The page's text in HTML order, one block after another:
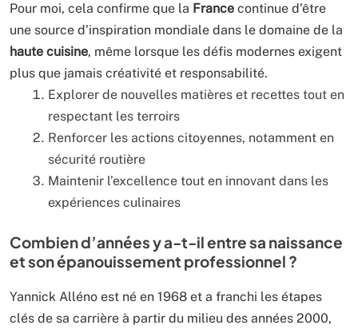
Pour moi, cela confirme que la France continue d’être
une source d’inspiration mondiale dans le domaine de la
haute cuisine, même lorsque les défis modernes exigent
plus que jamais créativité et responsabilité.
Explorer de nouvelles matières et recettes tout en
respectant les terroirs
Renforcer les actions citoyennes, notamment en
sécurité routière
Maintenir l’excellence tout en innovant dans les
expériences culinaires
Combien d’années y a-t-il entre sa naissance
et son épanouissement professionnel ?
Yannick Alléno est né en 1968 et a franchi les étapes
clés de sa carrière à partir du milieu des années 2000,